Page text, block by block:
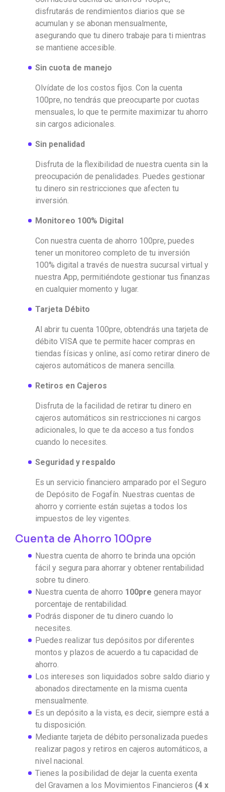
disfrutarás de rendimientos diarios que se
acumulan y se abonan mensualmente,
asegurando que tu dinero trabaje para ti mientras
se mantiene accesible.
Sin cuota de manejo
Olvídate de los costos fijos. Con la cuenta
100pre, no tendrás que preocuparte por cuotas
mensuales, lo que te permite maximizar tu ahorro
sin cargos adicionales.
Sin penalidad
Disfruta de la flexibilidad de nuestra cuenta sin la
preocupación de penalidades. Puedes gestionar
tu dinero sin restricciones que afecten tu
inversión.
Monitoreo 100% Digital
Con nuestra cuenta de ahorro 100pre, puedes
tener un monitoreo completo de tu inversión
100% digital a través de nuestra sucursal virtual y
nuestra App, permitiéndote gestionar tus finanzas
en cualquier momento y lugar.
Tarjeta Débito
Al abrir tu cuenta 100pre, obtendrás una tarjeta de
débito VISA que te permite hacer compras en
tiendas físicas y online, así como retirar dinero de
cajeros automáticos de manera sencilla.
Retiros en Cajeros
Disfruta de la facilidad de retirar tu dinero en
cajeros automáticos sin restricciones ni cargos
adicionales, lo que te da acceso a tus fondos
cuando lo necesites.
Seguridad y respaldo
Es un servicio financiero amparado por el Seguro
de Depósito de Fogafín. Nuestras cuentas de
ahorro y corriente están sujetas a todos los
impuestos de ley vigentes.
Cuenta de Ahorro 100pre
Nuestra cuenta de ahorro te brinda una opción
fácil y segura para ahorrar y obtener rentabilidad
sobre tu dinero.
Nuestra cuenta de ahorro 100pre genera mayor
porcentaje de rentabilidad.
Podrás disponer de tu dinero cuando lo
necesites.
Puedes realizar tus depósitos por diferentes
montos y plazos de acuerdo a tu capacidad de
ahorro.
Los intereses son liquidados sobre saldo diario y
abonados directamente en la misma cuenta
mensualmente.
Es un depósito a la vista, es decir, siempre está a
tu disposición.
Mediante tarjeta de débito personalizada puedes
realizar pagos y retiros en cajeros automáticos, a
nivel nacional.
Tienes la posibilidad de dejar la cuenta exenta
del Gravamen a los Movimientos Financieros (4 x